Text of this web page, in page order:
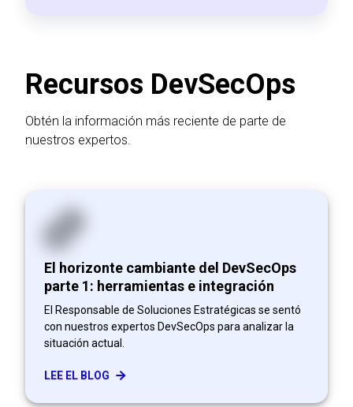
Recursos DevSecOps
Obtén la información más reciente de parte de
nuestros expertos.
El horizonte cambiante del DevSecOps
parte 1: herramientas e integración
El Responsable de Soluciones Estratégicas se sentó
con nuestros expertos DevSecOps para analizar la
situación actual.
LEE EL BLOG